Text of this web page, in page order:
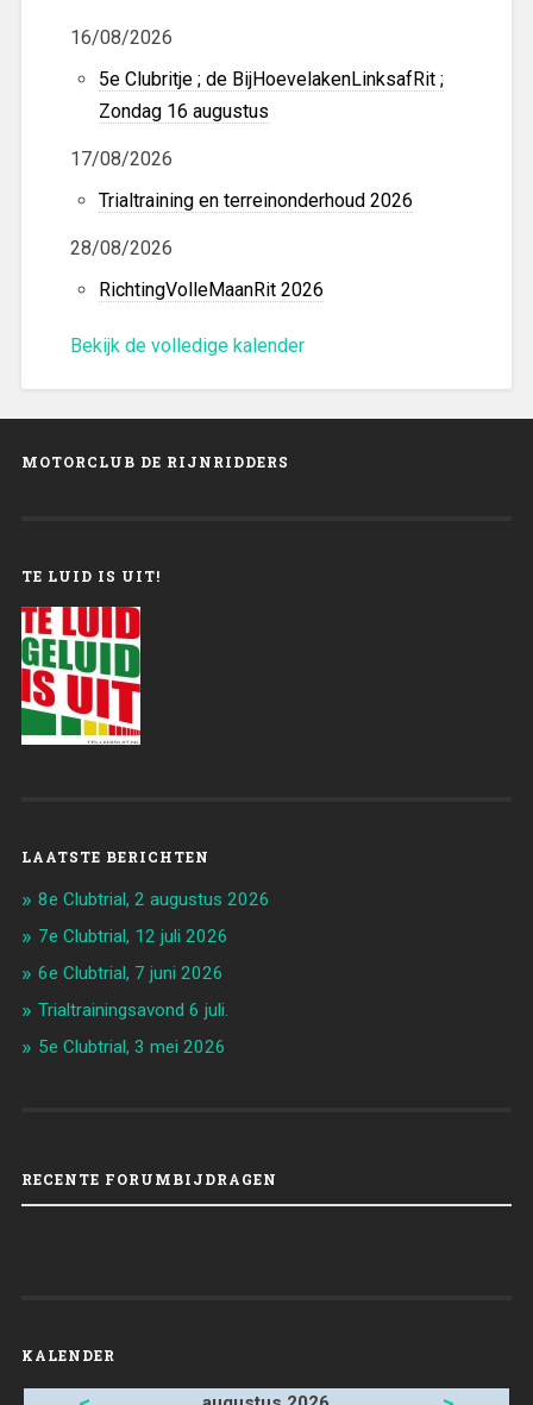
16/08/2026
5e Clubritje ; de BijHoevelakenLinksafRit ;
Zondag 16 augustus
17/08/2026
Trialtraining en terreinonderhoud 2026
28/08/2026
RichtingVolleMaanRit 2026
Bekijk de volledige kalender
MOTORCLUB DE RIJNRIDDERS
TE LUID IS UIT!
LAATSTE BERICHTEN
8e Clubtrial, 2 augustus 2026
7e Clubtrial, 12 juli 2026
6e Clubtrial, 7 juni 2026
Trialtrainingsavond 6 juli.
5e Clubtrial, 3 mei 2026
RECENTE FORUMBIJDRAGEN
KALENDER